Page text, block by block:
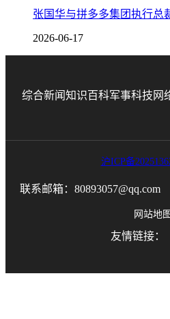
张国华与拼多多集团执行总
2026-06-17
综合新闻知识百科军事科技 网
沪ICP备
联系邮箱：
网站地图
友情链接：